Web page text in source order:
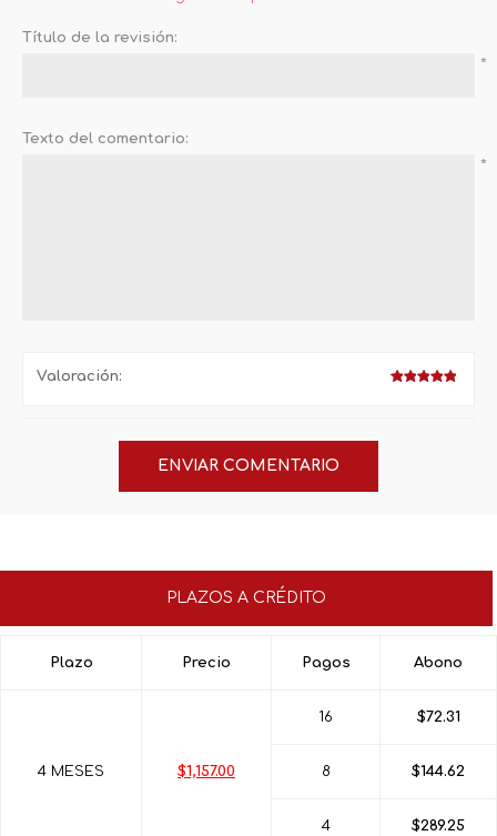
Título de la revisión:
*
Texto del comentario:
*
Valoración:
PLAZOS A CRÉDITO
Plazo Precio Pagos Abono
4 MESES $1,157.00
16 $72.31
8 $144.62
4 $289.25